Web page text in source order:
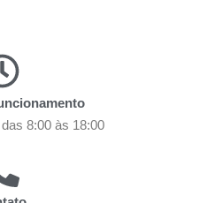
8:00 às 18:00